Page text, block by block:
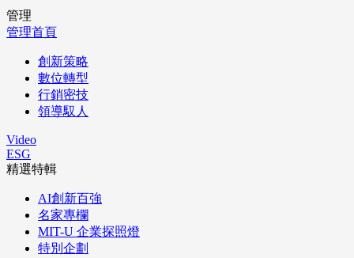
管理
管理首頁
創新策略
數位轉型
行銷密技
領導馭人
Video
ESG
精選特輯
AI創新百強
名家專欄
MIT-U 企業探照燈
特別企劃